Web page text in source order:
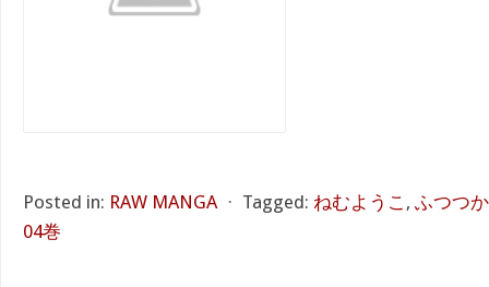
Posted in: RAW MANGA ⋅ Tagged: ねむようこ , ふつつ
04巻